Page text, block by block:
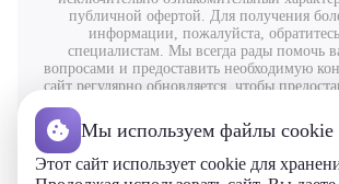
публичной офертой. Для получения
информации, пожалуйста,
специалистам. Мы всегда рады помочь
вопросами и предоставить необходимую
сайт регулярно обновляется, чтобы
актуальную и полезную информацию.
внимание и доверие!
© ООО «Медикал-Ф», 2026. Все права
www.kosmident.ru
Лицензия №ЛО-77-01-
Мы используем файлы cookie
Этот сайт использует cookie для